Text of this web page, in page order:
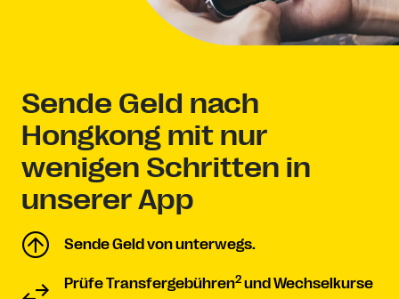
Sende Geld nach
Hongkong mit nur
wenigen Schritten in
unserer App
Sende Geld von unterwegs.
Prüfe Transfergebühren2 und Wechselkurse